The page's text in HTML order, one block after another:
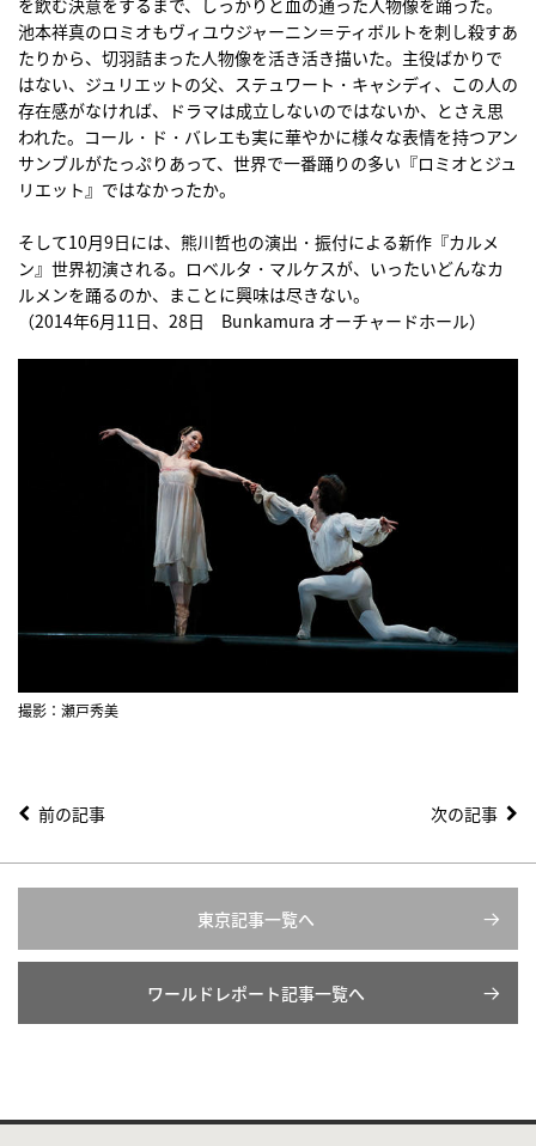
を飲む決意をするまで、しっかりと血の通った人物像を踊った。
池本祥真のロミオもヴィユウジャーニン＝ティボルトを刺し殺すあ
たりから、切羽詰まった人物像を活き活き描いた。主役ばかりで
はない、ジュリエットの父、ステュワート・キャシディ、この人の
存在感がなければ、ドラマは成立しないのではないか、とさえ思
われた。コール・ド・バレエも実に華やかに様々な表情を持つアン
サンブルがたっぷりあって、世界で一番踊りの多い『ロミオとジュ
リエット』ではなかったか。
そして10月9日には、熊川哲也の演出・振付による新作『カルメ
ン』世界初演される。ロベルタ・マルケスが、いったいどんなカ
ルメンを踊るのか、まことに興味は尽きない。
（2014年6月11日、28日 Bunkamura オーチャードホール）
撮影：瀬戸秀美
前の記事 次の記事
東京記事一覧へ
ワールドレポート記事一覧へ